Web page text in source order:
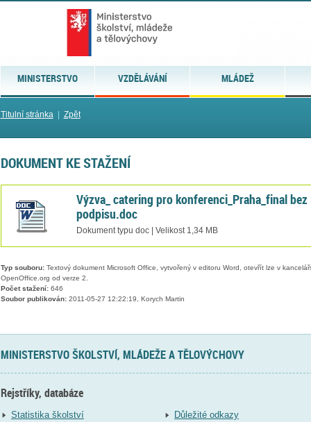
MINISTERSTVO VZDĚLÁVÁNÍ MLÁDEŽ
Titulní stránka| Zpět
DOKUMENT KE STAŽENÍ
Výzva_ catering pro konferenci_Praha_final bez
podpisu.doc
Dokument typu doc | Velikost 1,34 MB
Typ souboru:Textový dokument Microsoft Office, vytvořený v editoru Word, otevřít lze v
OpenOffice.org od verze 2.
Počet stažení:646
Soubor publikován:2011-05-27 12:22:19, Korych Martin
MINISTERSTVO ŠKOLSTVÍ, MLÁDEŽE A TĚLOVÝCHOVY
Rejstříky, databáze
Statistika školství
Důležité odkazy